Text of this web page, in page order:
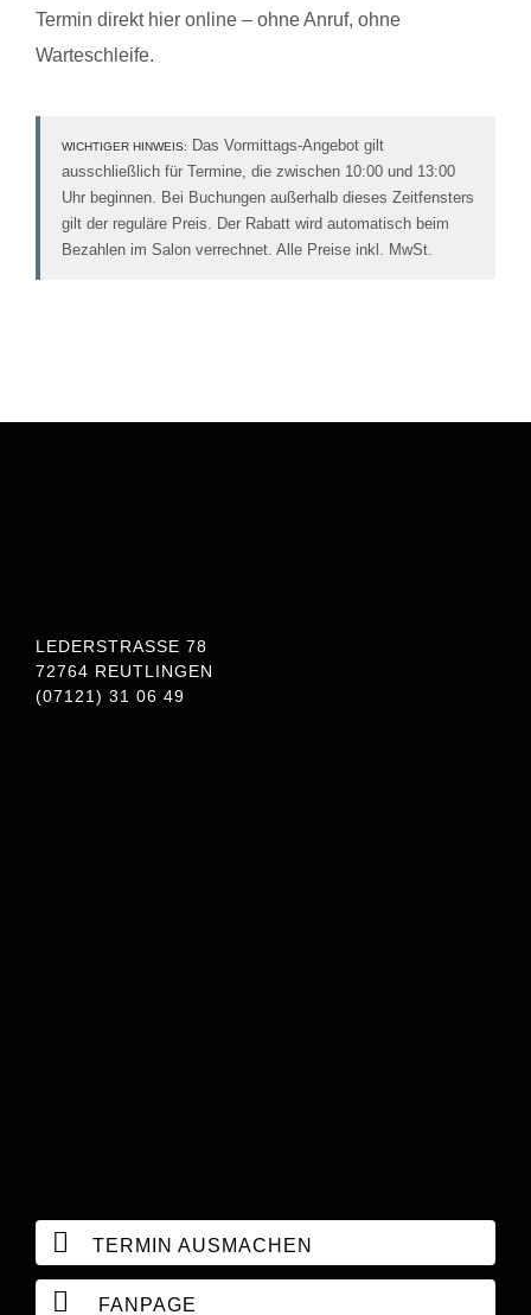
Termin direkt hier online – ohne Anruf, ohne
Warteschleife.
WICHTIGER HINWEIS:
Das Vormittags-Angebot gilt
ausschließlich für Termine, die zwischen 10:00 und 13:00
Uhr beginnen. Bei Buchungen außerhalb dieses Zeitfensters
gilt der reguläre Preis. Der Rabatt wird automatisch beim
Bezahlen im Salon verrechnet. Alle Preise inkl. MwSt.
LEDERSTRASSE 78
72764 REUTLINGEN
(07121) 31 06 49
TERMIN AUSMACHEN
FANPAGE